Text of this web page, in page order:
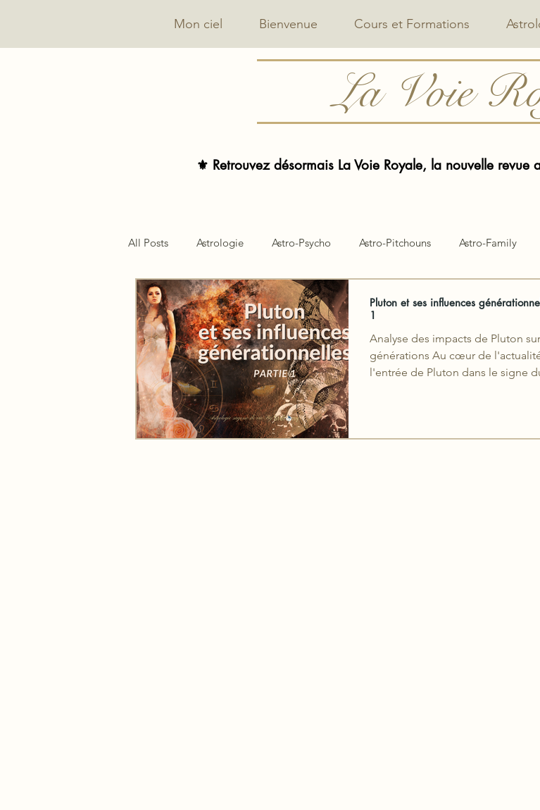
Mon ciel Bienvenue Cours et Formations
La Voie
⚜️ Retrouvez désormais La Voie Royale, la nouvelle revue
All Posts Astrologie Astro-Psycho Astro-Pitchouns Astro-Family
Pluton et ses influences générationnelles -
1
Analyse des impacts de Pluton
générations Au cœur de
l'entrée de Pluton dans le signe du